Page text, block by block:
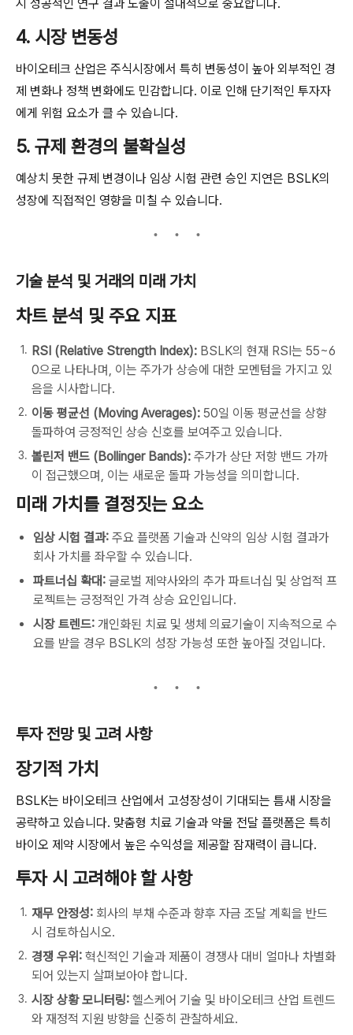
시 성공적인 연구 결과 도출이 절대적으로 중요합니다.
4. 시장 변동성
바이오테크 산업은 주식시장에서 특히 변동성이 높아 외부적인 경
제 변화나 정책 변화에도 민감합니다. 이로 인해 단기적인 투자자
에게 위험 요소가 클 수 있습니다.
5. 규제 환경의 불확실성
예상치 못한 규제 변경이나 임상 시험 관련 승인 지연은 BSLK의
성장에 직접적인 영향을 미칠 수 있습니다.
기술 분석 및 거래의 미래 가치
차트 분석 및 주요 지표
RSI (Relative Strength Index): BSLK의 현재 RSI는 55~6
0으로 나타나며, 이는 주가가 상승에 대한 모멘텀을 가지고 있
음을 시사합니다.
이동 평균선 (Moving Averages): 50일 이동 평균선을 상향
돌파하여 긍정적인 상승 신호를 보여주고 있습니다.
볼린저 밴드 (Bollinger Bands): 주가가 상단 저항 밴드 가까
이 접근했으며, 이는 새로운 돌파 가능성을 의미합니다.
미래 가치를 결정짓는 요소
임상 시험 결과: 주요 플랫폼 기술과 신약의 임상 시험 결과가
회사 가치를 좌우할 수 있습니다.
파트너십 확대: 글로벌 제약사와의 추가 파트너십 및 상업적 프
로젝트는 긍정적인 가격 상승 요인입니다.
시장 트렌드: 개인화된 치료 및 생체 의료기술이 지속적으로 수
요를 받을 경우 BSLK의 성장 가능성 또한 높아질 것입니다.
투자 전망 및 고려 사항
장기적 가치
BSLK는 바이오테크 산업에서 고성장성이 기대되는 틈새 시장을
공략하고 있습니다. 맞춤형 치료 기술과 약물 전달 플랫폼은 특히
바이오 제약 시장에서 높은 수익성을 제공할 잠재력이 큽니다.
투자 시 고려해야 할 사항
재무 안정성: 회사의 부채 수준과 향후 자금 조달 계획을 반드
시 검토하십시오.
경쟁 우위: 혁신적인 기술과 제품이 경쟁사 대비 얼마나 차별화
되어 있는지 살펴보아야 합니다.
시장 상황 모니터링: 헬스케어 기술 및 바이오테크 산업 트렌드
와 재정적 지원 방향을 신중히 관찰하세요.